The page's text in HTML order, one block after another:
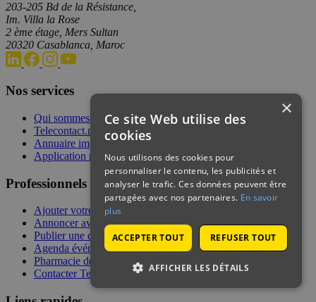
203-205 Bd de la Résistance,
Im. Villa la Rose
2 ème étage, Mers Sultan
20320 Casablanca, Maroc
Nos services
Qui sommes-nous
Telecontact.ma
Annuaire imprimé
Application mobile
Professionnels
Ajouter votre établissement
Annoncer avec nous
Publier une demande de devis
Agenda événementiel
Pharmacie de garde
Contacter Telecontact
×
Ce site Web utilise des
cookies
Nous utilisons des cookies pour
personnaliser le contenu, les publicités et
analyser le trafic. Ces données peuvent être
partagées avec nos partenaires. En savoir
plus
ACCEPTER TOUT REFUSER TOUT
AFFICHER LES DÉTAILS